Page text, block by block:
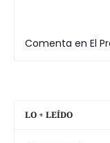
Comenta en El
LO + LEÍDO